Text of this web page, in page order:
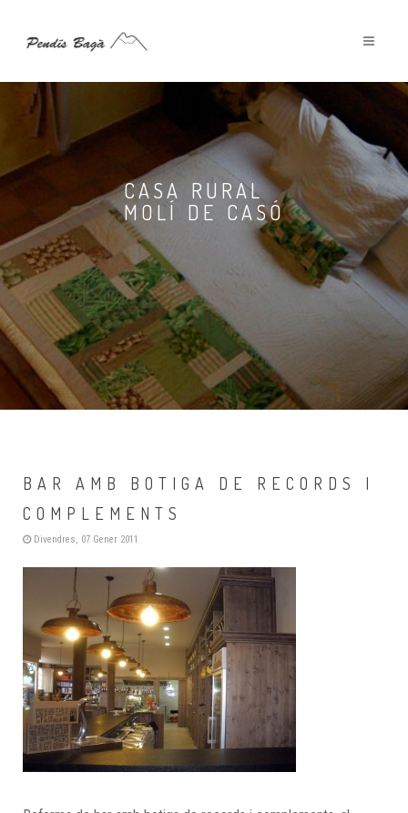
CASA RURAL
MOLÍ DE CASÓ
BAR AMB BOTIGA DE RECORDS I
COMPLEMENTS
Divendres, 07 Gener 2011